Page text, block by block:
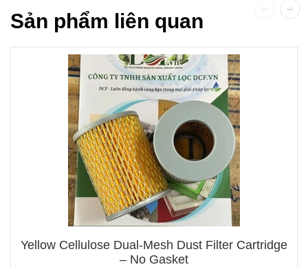
Sản phẩm liên quan
Yellow Cellulose Dual-Mesh Dust Filter Cartridge
– No Gasket